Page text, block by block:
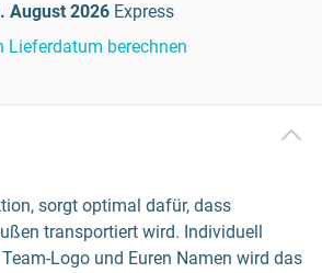
August 2026 Express
Lieferdatum berechnen
sorgt optimal dafür, dass
transportiert wird. Individuell
Logo und Euren Namen wird das